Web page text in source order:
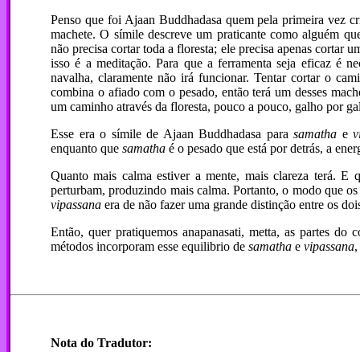
Penso que foi Ajaan Buddhadasa quem pela primeira vez
machete. O símile descreve um praticante como alguém
não precisa cortar toda a floresta; ele precisa apenas cortar
isso é a meditação. Para que a ferramenta seja eficaz é
navalha, claramente não irá funcionar. Tentar cortar o
combina o afiado com o pesado, então terá um desses
um caminho através da floresta, pouco a pouco, galho por
Esse era o símile de Ajaan Buddhadasa para samatha e
enquanto que samatha é o pesado que está por detrás, a
Quanto mais calma estiver a mente, mais clareza terá. E
perturbam, produzindo mais calma. Portanto, o modo que
vipassana era de não fazer uma grande distinção entre os
Então, quer pratiquemos anapanasati, metta, as partes
métodos incorporam esse equilibrio de samatha e vipassana
Nota do Tradutor: